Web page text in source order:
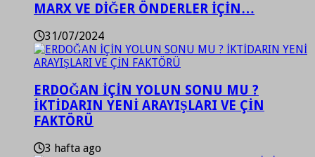
MARX VE DİĞER ÖNDERLER İÇİN…
31/07/2024
ERDOĞAN İÇİN YOLUN SONU MU ?
İKTİDARIN YENİ ARAYIŞLARI VE ÇİN
FAKTÖRÜ
3 hafta ago